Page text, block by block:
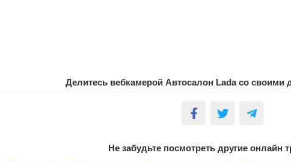
Делитесь вебкамерой Автосалон Lada со своими
Не забудьте посмотреть другие онлайн